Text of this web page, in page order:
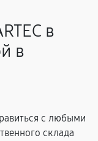
в
в
с любыми
склада